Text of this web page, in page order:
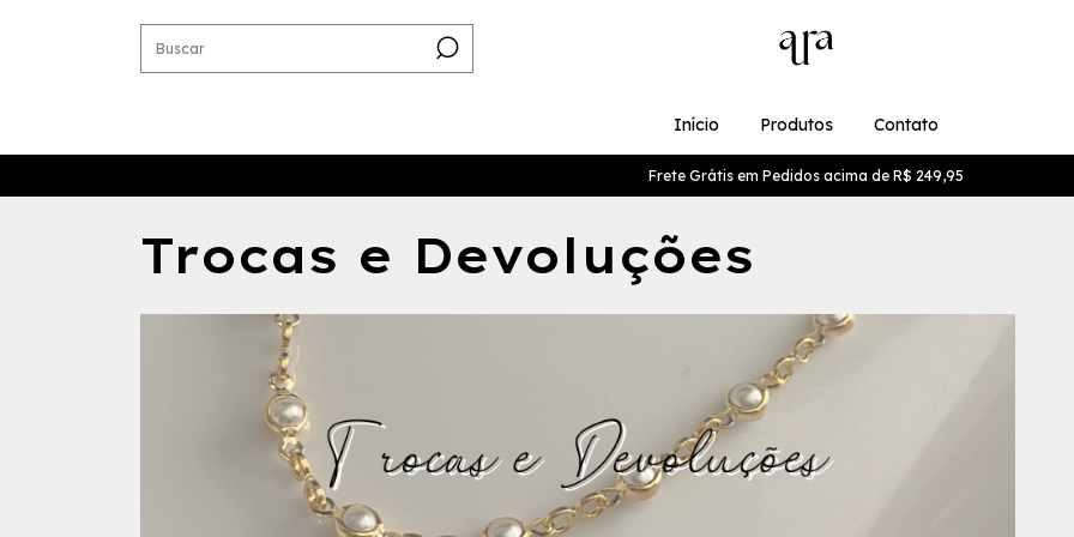
Início Produtos Contato
Frete Grátis em Pedidos acima de R$ 249,95
Trocas e Devoluções